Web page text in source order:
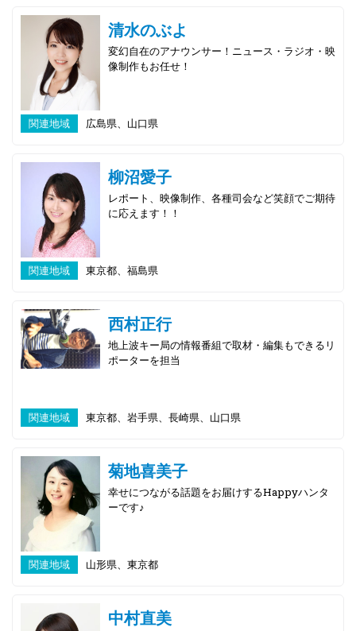
清水のぶよ
変幻自在のアナウンサー！ニュース・ラジオ・映
像制作もお任せ！
関連地域 広島県、山口県
柳沼愛子
レポート、映像制作、各種司会など笑顔でご期待
に応えます！！
関連地域 東京都、福島県
西村正行
地上波キー局の情報番組で取材・編集もできるリ
ポーターを担当
関連地域 東京都、岩手県、長崎県、山口県
菊地喜美子
幸せにつながる話題をお届けするHappyハンタ
ーです♪
関連地域 山形県、東京都
中村直美